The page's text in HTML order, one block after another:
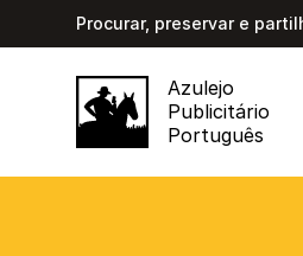
Procurar, preservar e
Azulejo
Publicitário
Português